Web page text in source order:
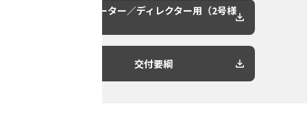
クリエーター／ディレクター用（2号様
交付要綱